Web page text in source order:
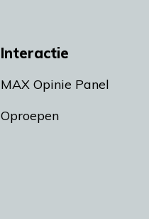
Interactie
MAX Opinie Panel
Oproepen